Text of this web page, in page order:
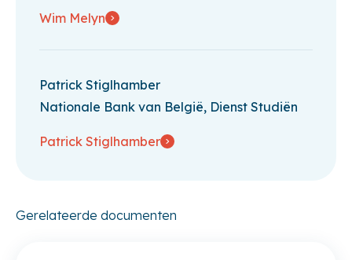
Wim Melyn
Patrick Stiglhamber
Nationale Bank van België, Dienst Studiën
Patrick Stiglhamber
Gerelateerde documenten